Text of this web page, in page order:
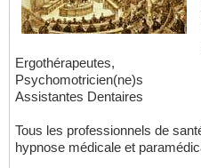
Ergothérapeutes,
Psychomotricien(ne)s
Assistantes Dentaires
Tous les professionnels de
hypnose médicale et